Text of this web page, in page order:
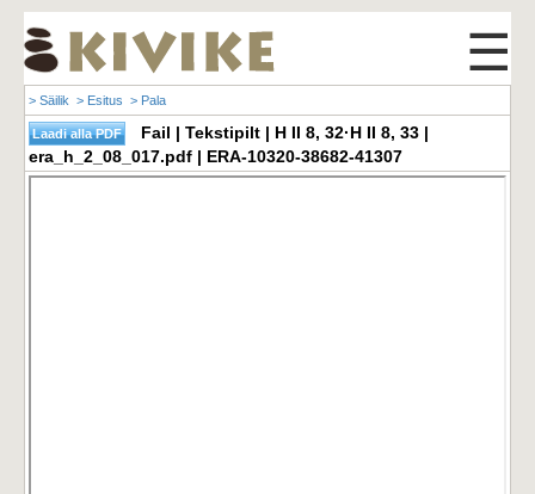
☰
> Säilik > Esitus > Pala
Fail | Tekstipilt | H II 8, 32·H II 8, 33 |
era_h_2_08_017.pdf | ERA-10320-38682-41307